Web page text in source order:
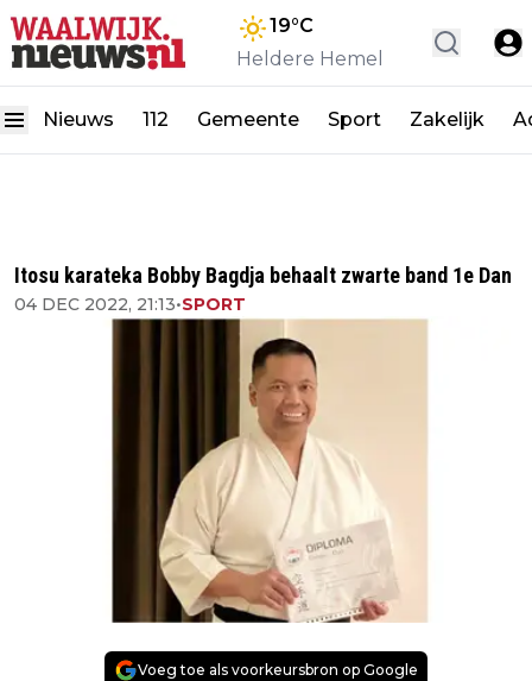
19°C
Heldere Hemel
Nieuws 112 Gemeente Sport Zakelijk
Itosu karateka Bobby Bagdja behaalt zwarte band 1e Dan
04 DEC 2022, 21:13•SPORT
Voeg toe als voorkeursbron op Google